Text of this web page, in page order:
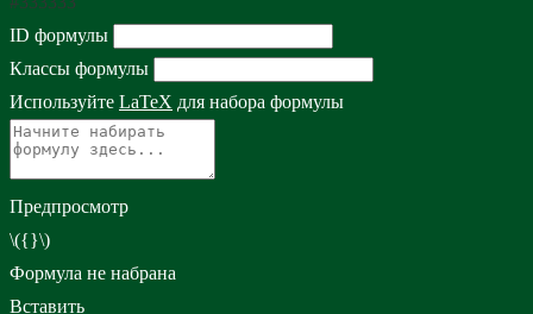
ID формулы
Классы формулы
Используйте LaTeX для набора формулы
Предпросмотр
\({}\)
Формула не набрана
Вставить